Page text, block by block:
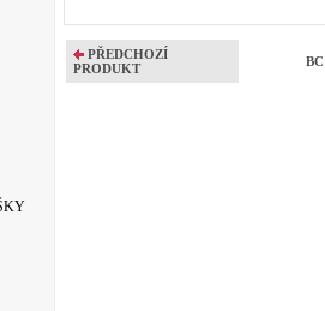
PŘEDCHOZÍ
PRODUKT